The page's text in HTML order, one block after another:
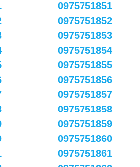
0975751851
0975751852
0975751853
0975751854
0975751855
0975751856
0975751857
0975751858
0975751859
0975751860
0975751861